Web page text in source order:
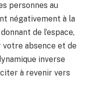
personnes au
négativement à la
de l’espace,
absence et de
inverse
à revenir vers